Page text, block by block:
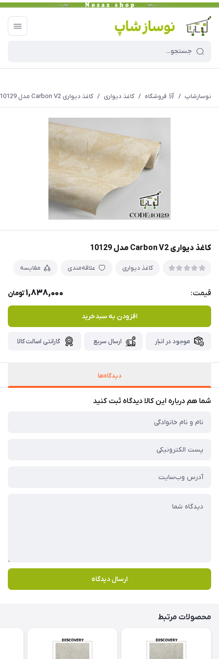
نوسازشاپ / 🛒 فروشگاه / کاغذ دیواری / کاغذ دیواری Carbon V2 مدل 10129
کاغذ دیواری Carbon V2 مدل 10129
کاغذ دیواری علاقه‌مندی مقایسه
قیمت: 1,838,000تومان
افزودن به سبدخرید
موجود در انبار ارسال سریع گارانتی اصالت کالا
دیدگاه‌ها
شما هم درباره این کالا دیدگاه ثبت کنید
ارسال دیدگاه
محصولات مرتبط